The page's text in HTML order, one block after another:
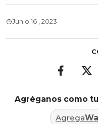
Junio 16 , 2023
Agréganos como
Agrega